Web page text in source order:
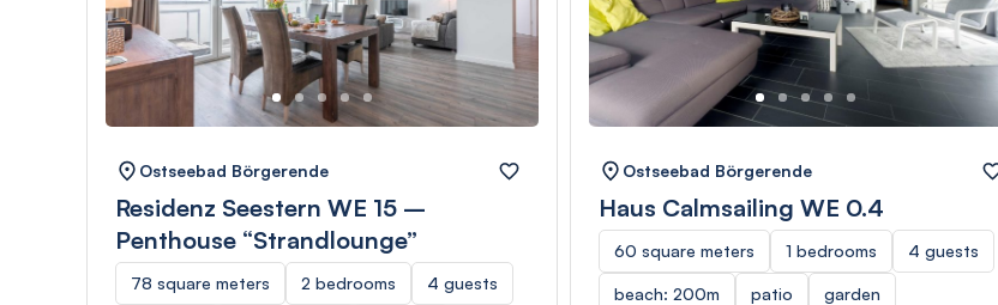
Ostseebad Börgerende
Residenz Seestern WE 15 –
Penthouse “Strandlounge”
78 square meters 2 bedrooms 4 guests
Ostseebad Börgerende
Haus Calmsailing WE 0.4
60 square meters 1 bedrooms 4 guests
beach: 200m patio garden